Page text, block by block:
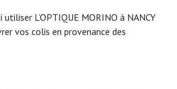
utiliser L’OPTIQUE MORINO à NANCY
vos colis en provenance des